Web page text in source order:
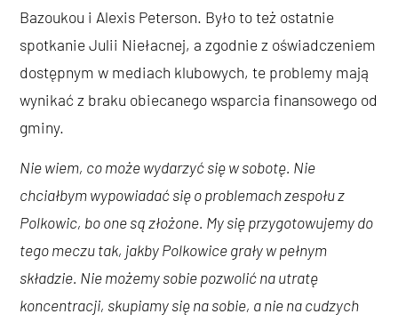
Bazoukou i Alexis Peterson. Było to też ostatnie
spotkanie Julii Niełacnej, a zgodnie z oświadczeniem
dostępnym w mediach klubowych, te problemy mają
wynikać z braku obiecanego wsparcia finansowego od
gminy.
Nie wiem, co może wydarzyć się w sobotę. Nie
chciałbym wypowiadać się o problemach zespołu z
Polkowic, bo one są złożone. My się przygotowujemy do
tego meczu tak, jakby Polkowice grały w pełnym
składzie. Nie możemy sobie pozwolić na utratę
koncentracji, skupiamy się na sobie, a nie na cudzych